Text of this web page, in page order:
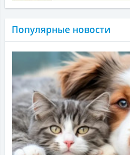
Популярные новости